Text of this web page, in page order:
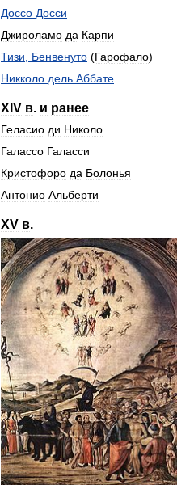
Доссо Досси
Джироламо да Карпи
Тизи, Бенвенуто (Гарофало)
Никколо дель Аббате
XIV в. и ранее
Геласио ди Николо
Галассо Галасси
Кристофоро да Болонья
Антонио Альберти
XV в.